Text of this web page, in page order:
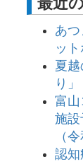
あ
ッ
夏
り
富山
施設
（
認知